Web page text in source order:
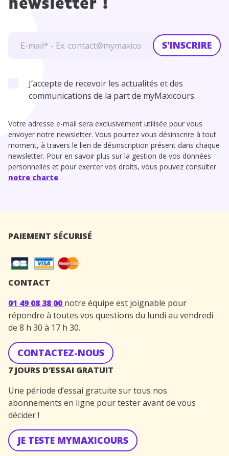
newsletter !
S'INSCRIRE
J’accepte de recevoir les actualités et des
communications de la part de myMaxicours.
Votre adresse e-mail sera exclusivement utilisée pour vous
envoyer notre newsletter. Vous pourrez vous désinscrire à tout
moment, à travers le lien de désinscription présent dans chaque
newsletter. Pour en savoir plus sur la gestion de vos données
personnelles et pour exercer vos droits, vous pouvez consulter
notre charte .
PAIEMENT SÉCURISÉ
CONTACT
01 49 08 38 00 notre équipe est joignable pour
répondre à toutes vos questions du lundi au vendredi
de 8 h 30 à 17 h 30.
CONTACTEZ-NOUS
7 JOURS D’ESSAI GRATUIT
Une période d’essai gratuite sur tous nos
abonnements en ligne pour tester avant de vous
décider !
JE TESTE MYMAXICOURS